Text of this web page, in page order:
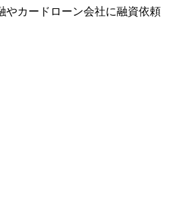
やカードローン会社に融資依頼